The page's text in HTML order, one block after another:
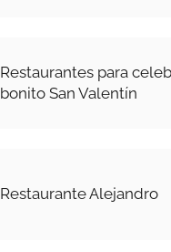
Restaurantes para
bonito San Valentín
Restaurante Alejandro